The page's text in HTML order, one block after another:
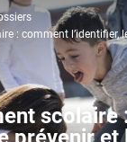
: comment l’identifier,
scolaire